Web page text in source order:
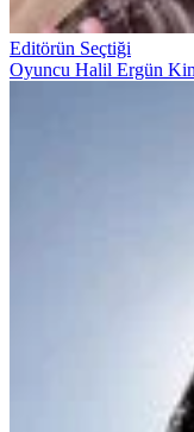
Editörün Seçtiği
Oyuncu Halil Ergün